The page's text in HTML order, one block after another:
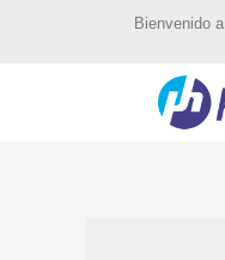
Bienvenido a